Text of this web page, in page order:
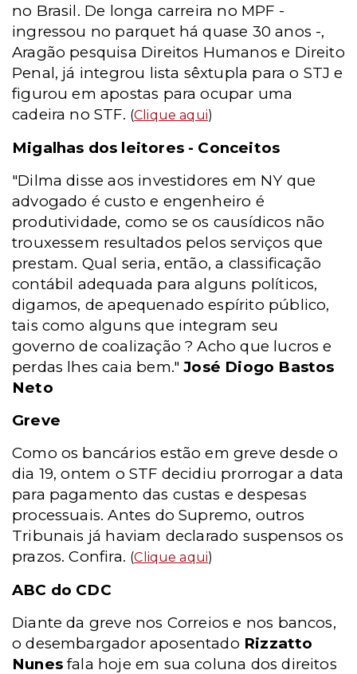
no Brasil. De longa carreira no MPF -
ingressou no parquet há quase 30 anos -,
Aragão pesquisa Direitos Humanos e Direito
Penal, já integrou lista sêxtupla para o STJ e
figurou em apostas para ocupar uma
cadeira no STF. (Clique aqui)
Migalhas dos leitores - Conceitos
"Dilma disse aos investidores em NY que
advogado é custo e engenheiro é
produtividade, como se os causídicos não
trouxessem resultados pelos serviços que
prestam. Qual seria, então, a classificação
contábil adequada para alguns políticos,
digamos, de apequenado espírito público,
tais como alguns que integram seu
governo de coalização ? Acho que lucros e
perdas lhes caia bem."José Diogo Bastos
Neto
Greve
Como os bancários estão em greve desde o
dia 19, ontem o STF decidiu prorrogar a data
para pagamento das custas e despesas
processuais. Antes do Supremo, outros
Tribunais já haviam declarado suspensos os
prazos. Confira. (Clique aqui)
ABC do CDC
Diante da greve nos Correios e nos bancos,
o desembargador aposentado Rizzatto
Nunesfala hoje em sua coluna dos direitos